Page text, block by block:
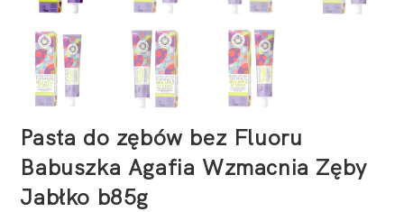
Pasta do zębów bez Fluoru
Babuszka Agafia Wzmacnia Zęby
Jabłko b85g